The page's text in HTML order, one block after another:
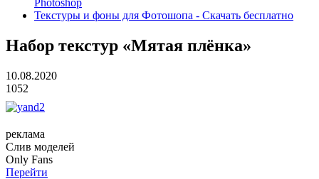
Photoshop
Текстуры и фоны для Фотошопа - Скачать бесплатно
Набор текстур «Мятая плёнка»
10.08.2020
1052
реклама
Слив моделей
Only Fans
Перейти